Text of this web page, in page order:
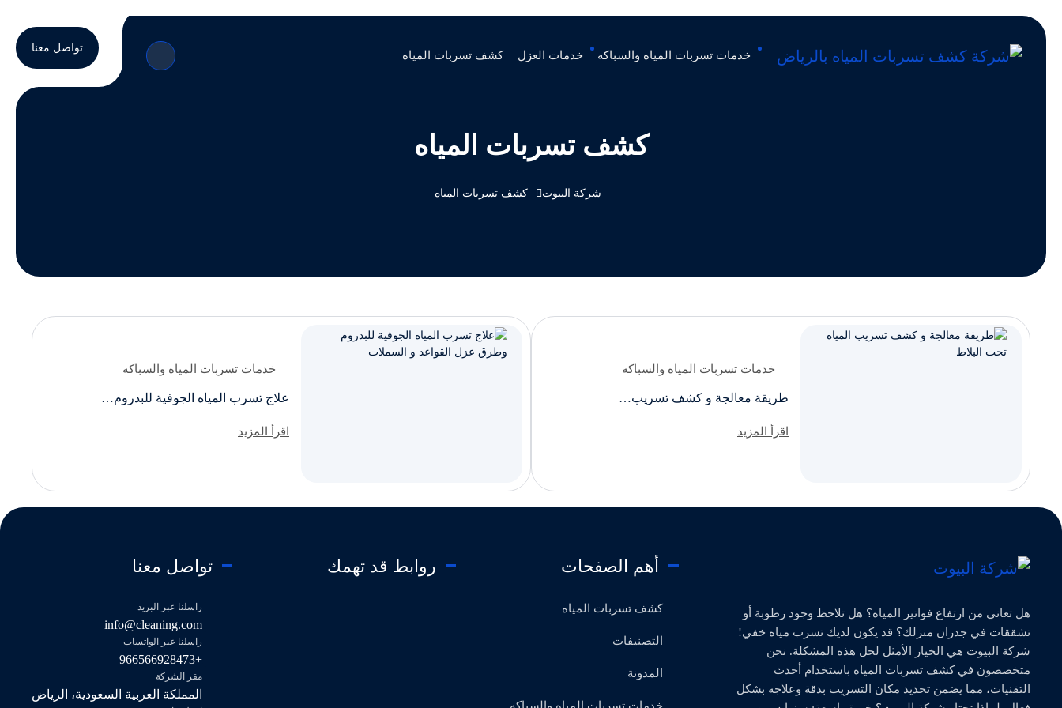
خدمات تسربات المياه والسباكه خدمات العزل كشف تسربات المياه
تواصل معنا
كشف تسربات المياه
شركة البيوت كشف تسربات المياه
خدمات تسربات المياه والسباكه
طريقة معالجة و كشف تسريب…
اقرأ المزيد
خدمات تسربات المياه والسباكه
علاج تسرب المياه الجوفية للبدروم…
اقرأ المزيد
هل تعاني من ارتفاع فواتير المياه؟ هل تلاحظ وجود رطوبة أو
تشققات في جدران منزلك؟ قد يكون لديك تسرب مياه خفي!
شركة البيوت هي الخيار الأمثل لحل هذه المشكلة. نحن
متخصصون في كشف تسربات المياه باستخدام أحدث
التقنيات، مما يضمن تحديد مكان التسريب بدقة وعلاجه بشكل
أهم الصفحات
كشف تسربات المياه
التصنيفات
المدونة
روابط قد تهمك تواصل معنا
راسلنا عبر البريد
info@cleaning.com
راسلنا عبر الواتساب
+966566928473
مقر الشركة
المملكة العربية السعودية، الرياض